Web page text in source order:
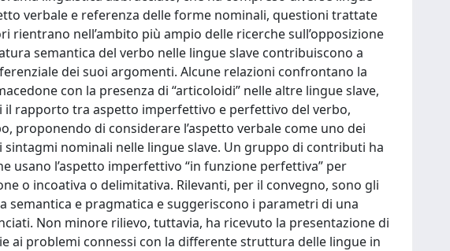
verbale e referenza delle forme nominali, questioni trattate
rientrano nell’ambito più ampio delle ricerche sull’opposizione
semantica del verbo nelle lingue slave contribuiscono a
dei suoi argomenti. Alcune relazioni confrontano la
con la presenza di “articoloidi” nelle altre lingue slave,
il rapporto tra aspetto imperfettivo e perfettivo del verbo,
proponendo di considerare l’aspetto verbale come uno dei
nominali nelle lingue slave. Un gruppo di contributi ha
l’aspetto imperfettivo “in funzione perfettiva” per
o incoativa o delimitativa. Rilevanti, per il convegno, sono gli
e pragmatica e suggeriscono i parametri di una
Non minore rilievo, tuttavia, ha ricevuto la presentazione di
ai problemi connessi con la differente struttura delle lingue in